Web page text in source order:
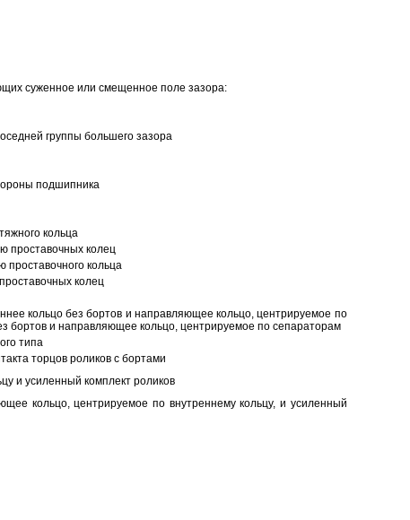
суженное или смещенное поле зазора:
группы большего зазора
подшипника
кольца
проставочных колец
кольца
колец
кольцо без бортов и направляющее кольцо, центрируемое по
бортов и направляющее кольцо, центрируемое по сепараторам
типа
торцов роликов с бортами
и усиленный комплект роликов
кольцо, центрируемое по внутреннему кольцу, и усиленный